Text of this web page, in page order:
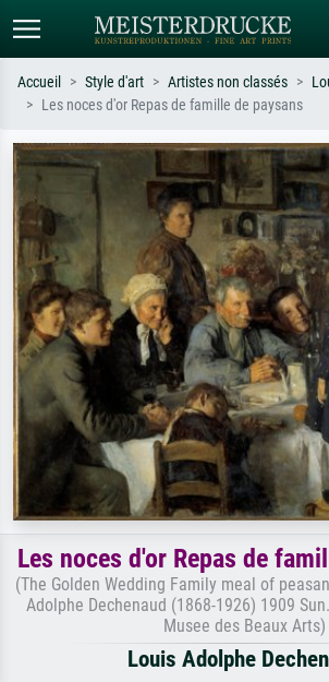
Recherchez par artiste, titre ou style –
ex. Monet, Nuit étoilée,
impressionnisme, vague de Hokusai,
Décrivez
abstrait
tableau
Accueil Style d'art Artistes non classés
Les noces d'or Repas de famille de paysans
Les noces d'or Repas de
(The Golden Wedding Family meal of
Adolphe Dechenaud (1868-1926) 1909
Musee des Beaux Arts)
Louis Adolphe